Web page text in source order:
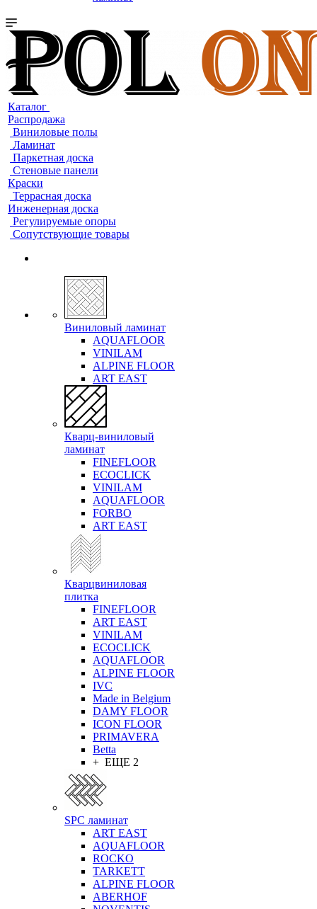
Каталог
Распродажа
Виниловые полы
Ламинат
Паркетная доска
Стеновые панели
Краски
Террасная доска
Инженерная доска
Регулируемые опоры
Сопутствующие товары
Виниловый ламинат
AQUAFLOOR
VINILAM
ALPINE FLOOR
ART EAST
Кварц-виниловый
ламинат
FINEFLOOR
ECOCLICK
VINILAM
AQUAFLOOR
FORBO
ART EAST
Кварцвиниловая
плитка
FINEFLOOR
ART EAST
VINILAM
ECOCLICK
AQUAFLOOR
ALPINE FLOOR
IVC
Made in Belgium
DAMY FLOOR
ICON FLOOR
PRIMAVERA
Betta
+ ЕЩЕ 2
SPC ламинат
ART EAST
AQUAFLOOR
ROCKO
TARKETT
ALPINE FLOOR
ABERHOF